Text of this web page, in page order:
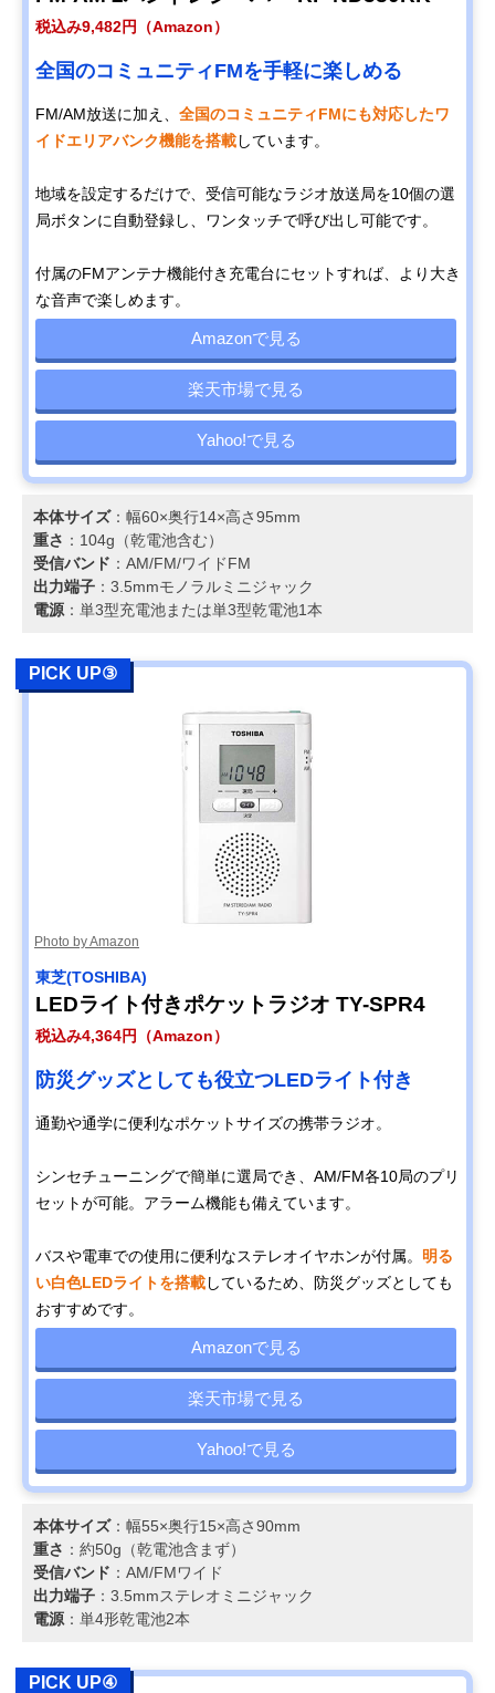
税込み9,482円（Amazon）
全国のコミュニティFMを手軽に楽しめる
FM/AM放送に加え、 全国のコミュニティFMにも対応したワ
イドエリアバンク機能を搭載しています。
地域を設定するだけで、受信可能なラジオ放送局を10個の選
局ボタンに自動登録し、ワンタッチで呼び出し可能です。
付属のFMアンテナ機能付き充電台にセットすれば、より大き
な音声で楽しめます。
Amazonで見る
楽天市場で見る
Yahoo!で見る
本体サイズ：幅60×奥行14×高さ95mm
重さ ：104g（乾電池含む）
受信バンド ：AM/FM/ワイドFM
出力端子 ：3.5mmモノラルミニジャック
電源 ：単3型充電池または単3型乾電池1本
PICK UP③
Photo by Amazon
東芝(TOSHIBA)
LEDライト付きポケットラジオ TY-SPR4
税込み4,364円（Amazon）
防災グッズとしても役立つLEDライト付き
通勤や通学に便利なポケットサイズの携帯ラジオ。
シンセチューニングで簡単に選局でき、AM/FM各10局のプリ
セットが可能。アラーム機能も備えています。
バスや電車での使用に便利なステレオイヤホンが付属。 明る
い白色LEDライトを搭載しているため、防災グッズとしても
おすすめです。
Amazonで見る
楽天市場で見る
Yahoo!で見る
本体サイズ：幅55×奥行15×高さ90mm
重さ ：約50g（乾電池含まず）
受信バンド ：AM/FMワイド
出力端子 ：3.5mmステレオミニジャック
電源 ：単4形乾電池2本
PICK UP④